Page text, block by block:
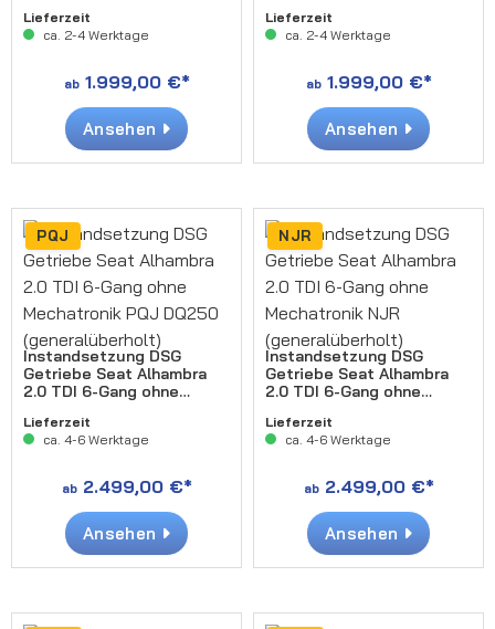
Lieferzeit
ca. 2-4 Werktage
ab1.999,00 €*
Ansehen
Lieferzeit
ca. 2-4 Werktage
ab1.999,00 €*
Ansehen
PQJ
Instandsetzung DSG
Getriebe Seat Alhambra
2.0 TDI 6-Gang ohne
(generalüberholt)
Lieferzeit
ca. 4-6 Werktage
ab2.499,00 €*
Ansehen
NJR
Instandsetzung DSG
Getriebe Seat Alhambra
2.0 TDI 6-Gang ohne
(generalüberholt)
Lieferzeit
ca. 4-6 Werktage
ab2.499,00 €*
Ansehen